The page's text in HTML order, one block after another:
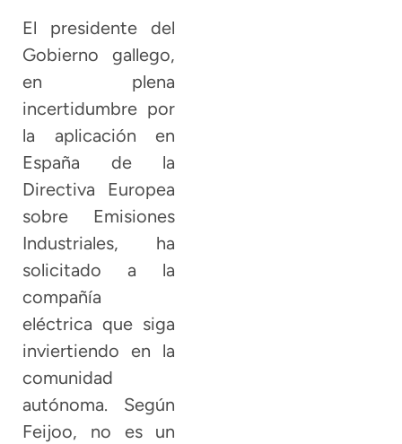
El presidente del
Gobierno gallego,
en plena
incertidumbre por
la aplicación en
España de la
Directiva Europea
sobre Emisiones
Industriales, ha
solicitado a la
compañía
eléctrica que siga
inviertiendo en la
comunidad
autónoma. Según
Feijoo, no es un